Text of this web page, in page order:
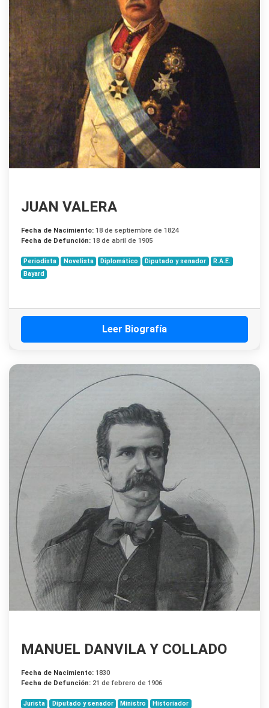
JUAN VALERA
Fecha de Nacimiento: 18 de septiembre de 1824
Fecha de Defunción: 18 de abril de 1905
Periodista Novelista Diplomático Diputado y senador
R.A.E.
Bayard
Leer Biografía
MANUEL DANVILA Y COLLADO
Fecha de Nacimiento: 1830
Fecha de Defunción: 21 de febrero de 1906
Jurista Diputado y senador Ministro Historiador